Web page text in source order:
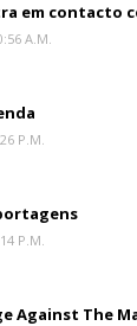
em contacto
A.m.
P.m.
P.m.
Against The